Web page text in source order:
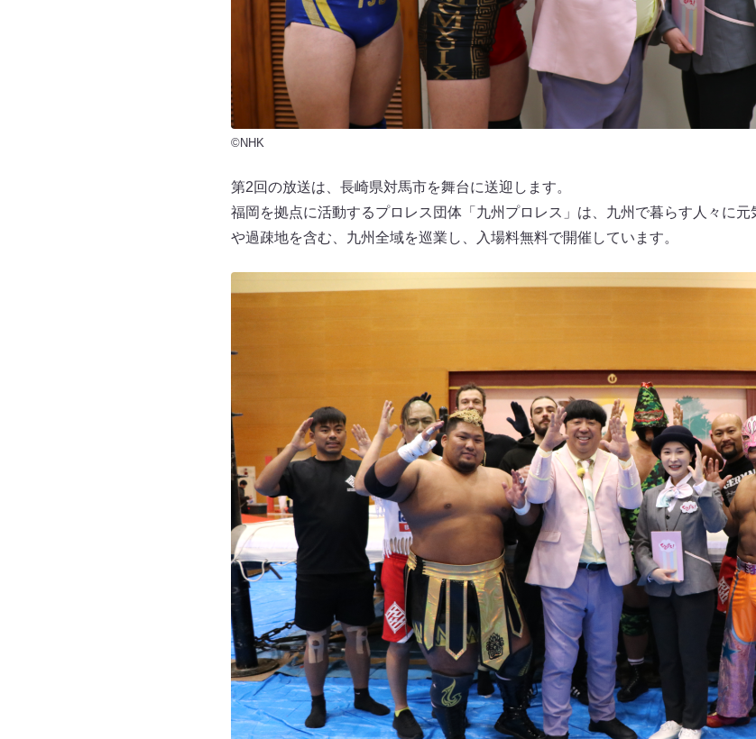
©NHK
第2回の放送は、長崎県対馬市を舞台に送迎します。
福岡を拠点に活動するプロレス団体「九州プロレス」は、九州で暮らす人々に
や過疎地を含む、九州全域を巡業し、入場料無料で開催しています。